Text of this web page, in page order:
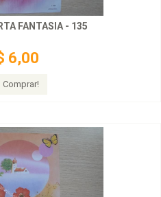
FANTASIA - 135
6,00
Comprar!